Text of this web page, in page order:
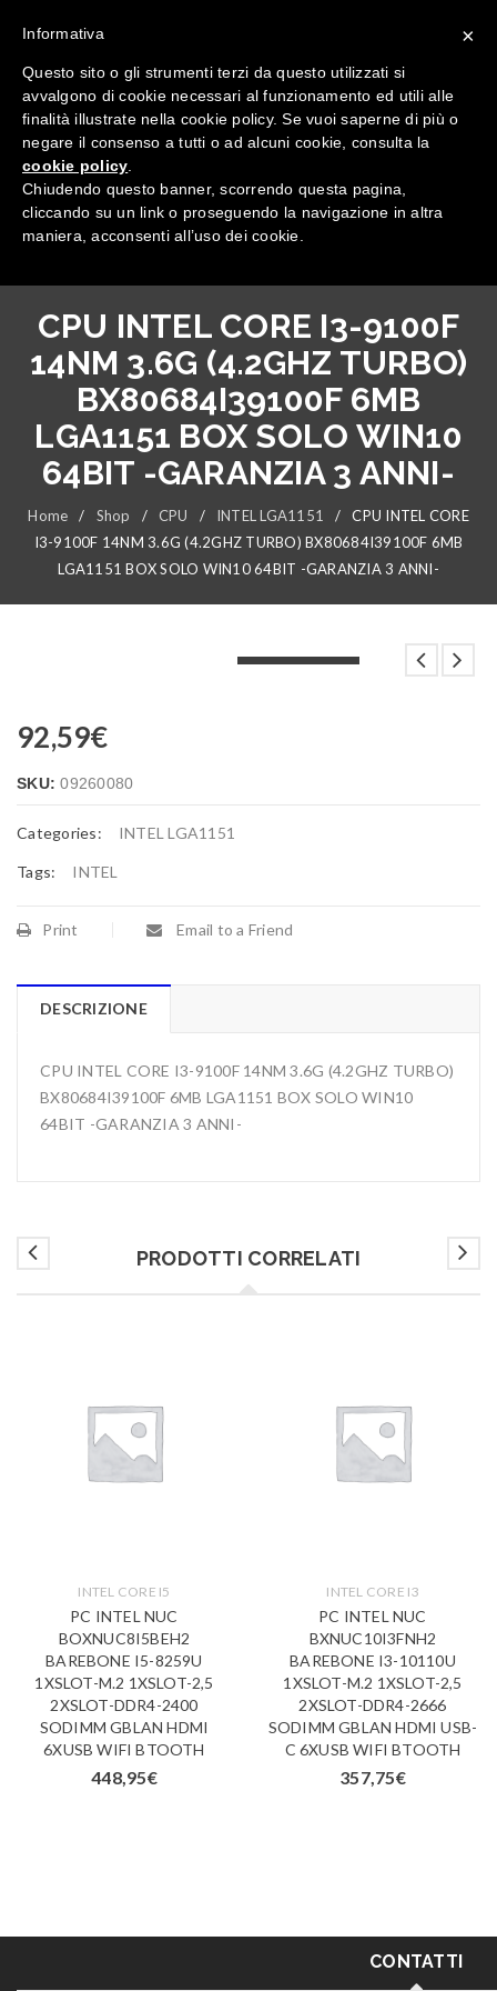
Tutte le categorie
CPU INTEL CORE I3-9100F
14NM 3.6G (4.2GHZ TURBO)
BX80684I39100F 6MB
LGA1151 BOX SOLO WIN10
64BIT -GARANZIA 3 ANNI-
Home / Shop / CPU / INTEL LGA1151 /
CPU INTEL CORE
I3-9100F 14NM 3.6G (4.2GHZ TURBO) BX80684I39100F 6MB
LGA1151 BOX SOLO WIN10 64BIT -GARANZIA 3 ANNI-
92,59€
SKU:09260080
Categories: INTEL LGA1151
Tags: INTEL
Print Email to a Friend
DESCRIZIONE
CPU INTEL CORE I3-9100F 14NM 3.6G (4.2GHZ TURBO)
BX80684I39100F 6MB LGA1151 BOX SOLO WIN10
64BIT -GARANZIA 3 ANNI-
PRODOTTI CORRELATI
INTEL CORE I5
PC INTEL NUC
BOXNUC8I5BEH2
BAREBONE I5-8259U
1XSLOT-M.2 1XSLOT-2,5
2XSLOT-DDR4-2400
SODIMM GBLAN HDMI
6XUSB WIFI BTOOTH
448,95€
INTEL CORE I3
PC INTEL NUC
BXNUC10I3FNH2
BAREBONE I3-10110U
1XSLOT-M.2 1XSLOT-2,5
2XSLOT-DDR4-2666
SODIMM GBLAN HDMI USB-
C 6XUSB WIFI BTOOTH
357,75€
CONTATTI
×
Informativa
Questo sito o gli strumenti terzi da questo utilizzati si
avvalgono di cookie necessari al funzionamento ed utili alle
finalità illustrate nella cookie policy. Se vuoi saperne di più o
negare il consenso a tutti o ad alcuni cookie, consulta la
cookie policy
Chiudendo questo banner, scorrendo questa pagina,
cliccando su un link o proseguendo la navigazione in altra
maniera, acconsenti all’uso dei cookie.